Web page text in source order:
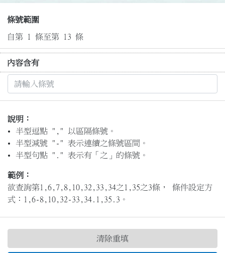
條號範圍
自第 1 條至第 13 條
內容含有
說明：
半型逗點 "," 以區隔條號。
半型減號 "-" 表示連續之條號區間。
半型句點 "." 表示有「之」的條號。
範例：
欲查詢第1,6,7,8,10,32,33,34之1,35之3條， 條件設定方
式：1,6-8,10,32-33,34.1,35.3。
清除重填